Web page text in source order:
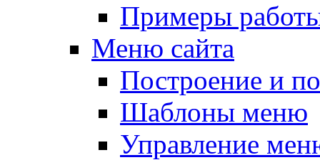
Примеры
Меню сайта
Построение и
Шаблоны меню
Управление